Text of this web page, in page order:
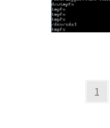
Page
1